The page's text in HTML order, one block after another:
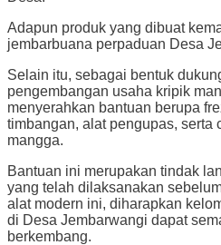
Adapun produk yang dibuat
jembarbuana perpaduan Desa
Selain itu, sebagai bentuk
pengembangan usaha kripik
menyerahkan bantuan berupa
timbangan, alat pengupas, serta
mangga.
Bantuan ini merupakan tindak
yang telah dilaksanakan
alat modern ini, diharapkan
di Desa Jembarwangi dapat
berkembang.